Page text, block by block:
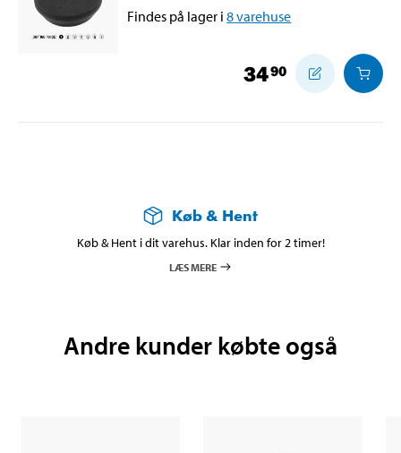
Findes på lager i 8varehuse
3490
Køb & Hent
Køb & Hent i dit varehus. Klar inden for 2 timer!
LÆS MERE
Andre kunder købte også